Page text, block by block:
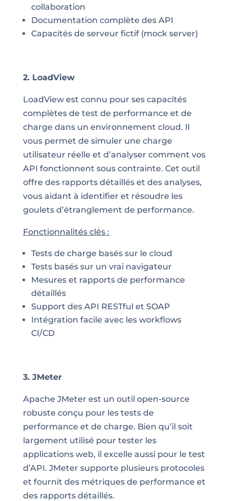
collaboration
Documentation complète des API
Capacités de serveur fictif (mock server)
2. LoadView
LoadView est connu pour ses capacités
complètes de test de performance et de
charge dans un environnement cloud. Il
vous permet de simuler une charge
utilisateur réelle et d’analyser comment vos
API fonctionnent sous contrainte. Cet outil
offre des rapports détaillés et des analyses,
vous aidant à identifier et résoudre les
goulets d’étranglement de performance.
Fonctionnalités clés :
Tests de charge basés sur le cloud
Tests basés sur un vrai navigateur
Mesures et rapports de performance
détaillés
Support des API RESTful et SOAP
Intégration facile avec les workflows
CI/CD
3. JMeter
Apache JMeter est un outil open-source
robuste conçu pour les tests de
performance et de charge. Bien qu’il soit
largement utilisé pour tester les
applications web, il excelle aussi pour le test
d’API. JMeter supporte plusieurs protocoles
et fournit des métriques de performance et
des rapports détaillés.